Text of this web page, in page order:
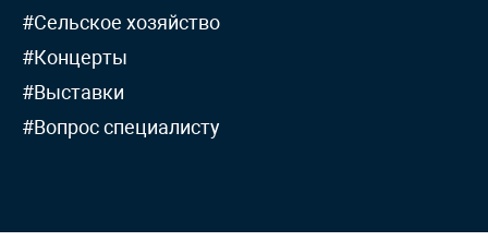
#Сельское хозяйство
#Концерты
#Выставки
#Вопрос специалисту